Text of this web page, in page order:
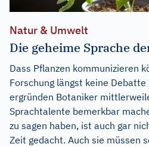
Natur & Umwelt
Die geheime Sprache
Dass Pflanzen kommunizieren
Forschung längst keine
ergründen Botaniker
Sprachtalente bemerkbar
zu sagen haben, ist auch gar
Zeit gedacht. Auch sie müssen